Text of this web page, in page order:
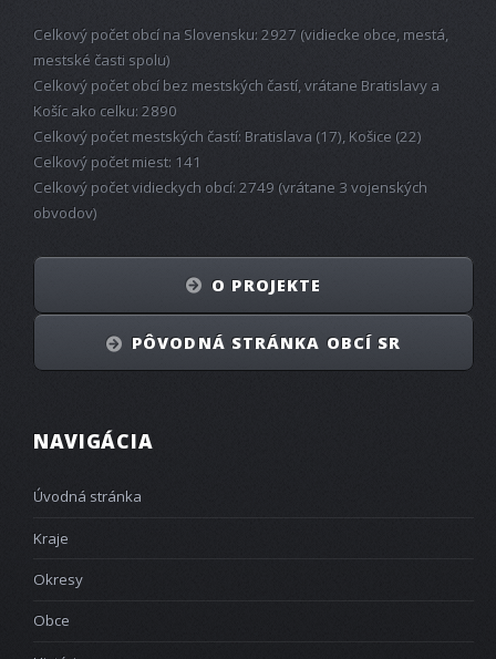
NAVIGÁCIA
Úvodná stránka
Kraje
Okresy
Obce
Celkový počet obcí na Slovensku: 2927 (vidiecke obce, mestá,
mestské časti spolu)
Celkový počet obcí bez mestských častí, vrátane Bratislavy a
Košíc ako celku: 2890
Celkový počet mestských častí: Bratislava (17), Košice (22)
Celkový počet miest: 141
Celkový počet vidieckych obcí: 2749 (vrátane 3 vojenských
obvodov)
O PROJEKTE
PÔVODNÁ STRÁNKA OBCÍ SR